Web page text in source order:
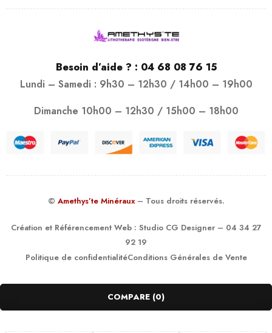
Besoin d’aide ? : 04 68 08 76 15
Lundi – Samedi : 9h30 – 12h30 / 14h00 – 19h00
Dimanche 10h00 – 12h30 / 15h00 – 18h00
© Amethys’te Minéraux – Tous droits réservés.
Création et Référencement Web : Studio CG Designer– 04 34 27
92 19
Politique de confidentialitéConditions Générales de Vente
COMPARE (0)